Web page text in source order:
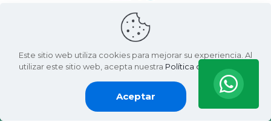
Santa Natura ©
2026 | Living Green International SAC
RUC: 20607936812
Este sitio web utiliza cookies para mejorar su experiencia. Al
utilizar este sitio web, acepta nuestra Política de Privacidad
Aceptar